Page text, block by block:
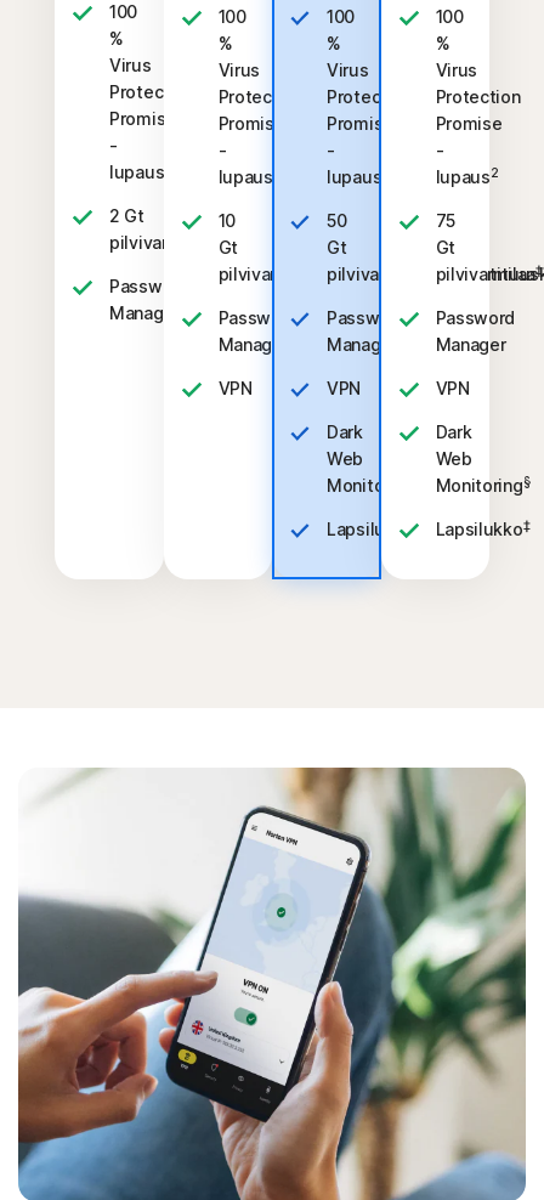
100
%
Virus
Protection
Promise
-
lupaus
2 Gt
pilvivarmuuskopiointitilaa
‡‡,4
Password
Manager
100
%
Virus
Protection
Promise
-
lupaus
10
Gt
pilvivarmuuskopiointitilaa
‡‡,4
Password
Manager
VPN
100
%
Virus
Protection
Promise
-
lupaus
50
Gt
pilvivarmuuskopiointitilaa
Password
Manager
VPN
Dark
Web
Monitoring
Lapsilukko‡
100
%
Virus
Protection
Promise
-
lupaus2
75
Gt
Password
Manager
VPN
Dark
Web
Monitoring§
Lapsilukko‡